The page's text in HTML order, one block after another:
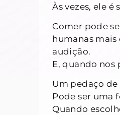
Às vezes, ele
Comer pode
humanas
audição.
E, quando
Um pedaço
Pode ser uma
Quando